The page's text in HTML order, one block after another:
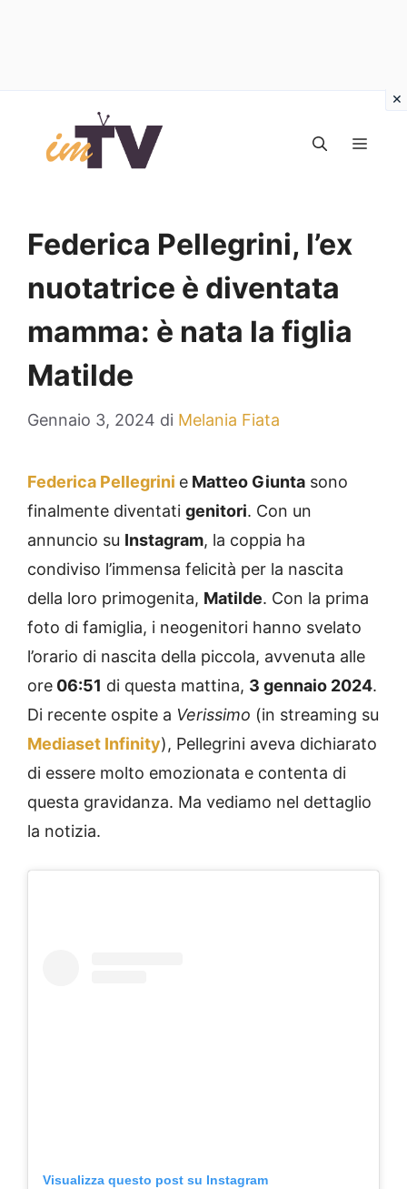
contenuto
Federica Pellegrini, l’ex
nuotatrice è diventata
mamma: è nata la figlia
Matilde
Gennaio 3, 2024 di Melania Fiata
Federica Pellegrini e Matteo Giunta sono
finalmente diventati genitori. Con un
annuncio su Instagram, la coppia ha
condiviso l’immensa felicità per la nascita
della loro primogenita, Matilde. Con la prima
foto di famiglia, i neogenitori hanno svelato
l’orario di nascita della piccola, avvenuta alle
ore 06:51 di questa mattina, 3 gennaio 2024.
Di recente ospite a Verissimo (in streaming su
Mediaset Infinity), Pellegrini aveva dichiarato
di essere molto emozionata e contenta di
questa gravidanza. Ma vediamo nel dettaglio
la notizia.
Visualizza questo post su Instagram